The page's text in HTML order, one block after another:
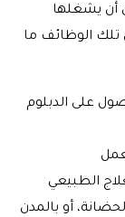
أن يشغلها
تلك الوظائف ما
على الدبلوم
الطبيعي
أو بالمدن